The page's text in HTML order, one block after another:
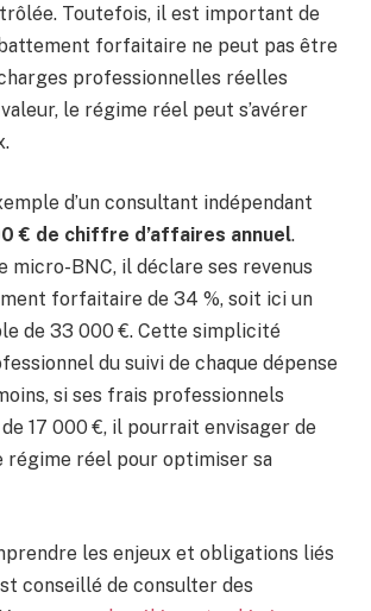
Toutefois, il est important de
forfaitaire ne peut pas être
professionnelles réelles
le régime réel peut s’avérer
d’un consultant indépendant
€ de chiffre d’affaires annuel.
micro-BNC, il déclare ses revenus
forfaitaire de 34 %, soit ici un
de 33 000 €. Cette simplicité
du suivi de chaque dépense
si ses frais professionnels
17 000 €, il pourrait envisager de
régime réel pour optimiser sa
les enjeux et obligations liés
conseillé de consulter des